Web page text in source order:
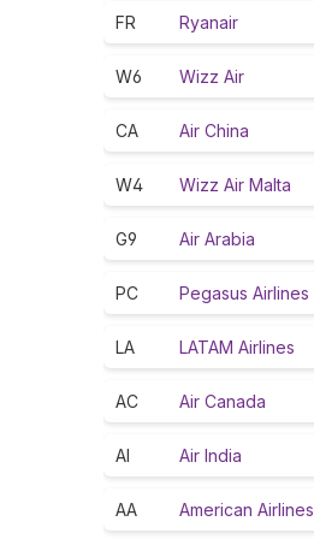
FR Ryanair
W6 Wizz Air
CA Air China
W4 Wizz Air Malta
G9 Air Arabia
PC Pegasus Airlines
LA LATAM Airlines
AC Air Canada
AI Air India
AA American Airlines